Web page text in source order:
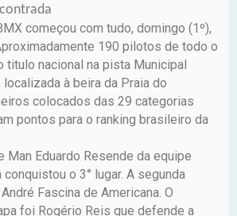
começou com tudo, domingo (1º),
190 pilotos de todo o
titulo nacional na pista Municipal
localizada à beira da Praia do
colocados das 29 categorias
pontos para o ranking brasileiro da
Man Eduardo Resende da equipe
o 3° lugar. A segunda
Fascina de Americana. O
foi Rogério Reis que defende a